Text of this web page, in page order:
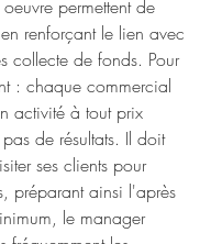
permettent de
renforçant le lien avec
collecte de fonds. Pour
: chaque commercial
activité à tout prix
de résultats. Il doit
ses clients pour
préparant ainsi l'après
le manager